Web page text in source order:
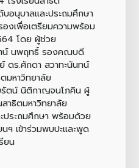
บอนุบาลและประถมศึกษา
งเพื่อเตรียมความพร้อม
โดย ผู้ช่วย
น์ นพฤทธิ์ รองคณบดี
ดร.ศักดา สวาทะนันทน์
มหาวิทยาลัย
รัตน์ นิติกาญจนโภคิน ผู้
าธิตมหาวิทยาลัย
ประถมศึกษา พร้อมด้วย
ฯ เข้าร่วมพบปะและพูด
ยน